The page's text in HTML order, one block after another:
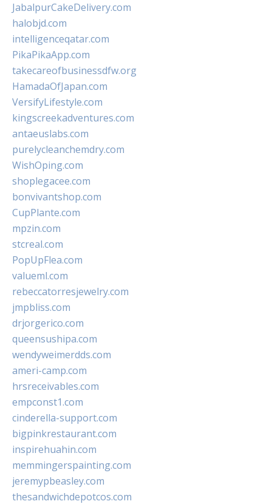
JabalpurCakeDelivery.com
halobjd.com
intelligenceqatar.com
PikaPikaApp.com
takecareofbusinessdfw.org
HamadaOfJapan.com
VersifyLifestyle.com
kingscreekadventures.com
antaeuslabs.com
purelycleanchemdry.com
WishOping.com
shoplegacee.com
bonvivantshop.com
CupPlante.com
mpzin.com
stcreal.com
PopUpFlea.com
valueml.com
rebeccatorresjewelry.com
jmpbliss.com
drjorgerico.com
queensushipa.com
wendyweimerdds.com
ameri-camp.com
hrsreceivables.com
empconst1.com
cinderella-support.com
bigpinkrestaurant.com
inspirehuahin.com
memmingerspainting.com
jeremypbeasley.com
thesandwichdepotcos.com